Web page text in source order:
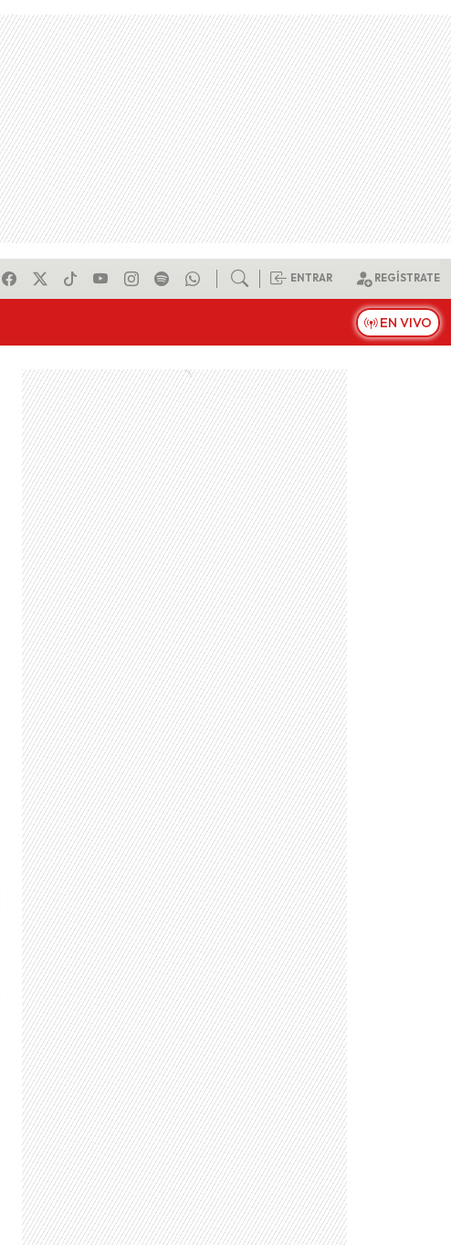
ENTRAR REGÍSTRATE
EN VIVO